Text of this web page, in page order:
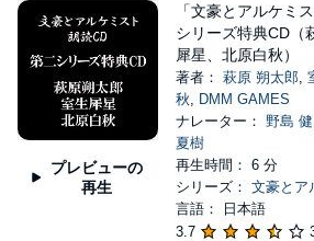
プレビューの
再生
「文豪とアルケミ
シリーズ特典CD（
犀星、北原白秋）
著者： 萩原 朔太郎
秋
DMM GAMES
ナレーター： 野島 健
夏樹
再生時間： 6 分
シリーズ： 文豪とア
言語： 日本語
3.7